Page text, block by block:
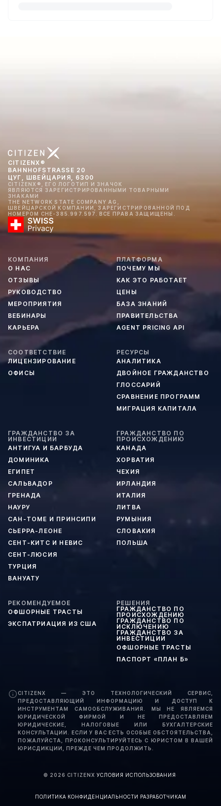
CITIZENX®
BAHNHOFSTRASSE 20
ЦУГ, ШВЕЙЦАРИЯ, 6300
CITIZENX®, ЕГО ЛОГОТИП И ЗНАЧОК
ЯВЛЯЮТСЯ ЗАРЕГИСТРИРОВАННЫМИ ТОВАРНЫМИ
ЗНАКАМИ
THE NETWORK STATE COMPANY AG,
ШВЕЙЦАРСКОЙ КОМПАНИИ, ЗАРЕГИСТРИРОВАННОЙ ПОД
НОМЕРОМ CHE-385.997.597. ВСЕ ПРАВА ЗАЩИЩЕНЫ.
КОМПАНИЯ
О НАС
ОТЗЫВЫ
РУКОВОДСТВО
МЕРОПРИЯТИЯ
ВЕБИНАРЫ
КАРЬЕРА
ПЛАТФОРМА
ПОЧЕМУ МЫ
КАК ЭТО РАБОТАЕТ
ЦЕНЫ
БАЗА ЗНАНИЙ
ПРАВИТЕЛЬСТВА
AGENT PRICING API
СООТВЕТСТВИЕ
ЛИЦЕНЗИРОВАНИЕ
ОФИСЫ
РЕСУРСЫ
АНАЛИТИКА
ДВОЙНОЕ ГРАЖДАНСТВО
ГЛОССАРИЙ
СРАВНЕНИЕ ПРОГРАММ
МИГРАЦИЯ КАПИТАЛА
ГРАЖДАНСТВО ЗА
ИНВЕСТИЦИИ
АНТИГУА И БАРБУДА
ДОМИНИКА
ЕГИПЕТ
САЛЬВАДОР
ГРЕНАДА
НАУРУ
САН-ТОМЕ И ПРИНСИПИ
СЬЕРРА-ЛЕОНЕ
СЕНТ-КИТС И НЕВИС
СЕНТ-ЛЮСИЯ
ТУРЦИЯ
ВАНУАТУ
ГРАЖДАНСТВО ПО
ПРОИСХОЖДЕНИЮ
КАНАДА
ХОРВАТИЯ
ЧЕХИЯ
ИРЛАНДИЯ
ИТАЛИЯ
ЛИТВА
РУМЫНИЯ
СЛОВАКИЯ
ПОЛЬША
РЕКОМЕНДУЕМОЕ
ОФШОРНЫЕ ТРАСТЫ
ЭКСПАТРИАЦИЯ ИЗ США
РЕШЕНИЯ
ГРАЖДАНСТВО ПО
ПРОИСХОЖДЕНИЮ
ГРАЖДАНСТВО ПО
ИСКЛЮЧЕНИЮ
ГРАЖДАНСТВО ЗА
ИНВЕСТИЦИИ
ОФШОРНЫЕ ТРАСТЫ
ПАСПОРТ «ПЛАН Б»
CITIZENX — ЭТО ТЕХНОЛОГИЧЕСКИЙ СЕРВИС,
ПРЕДОСТАВЛЯЮЩИЙ ИНФОРМАЦИЮ И ДОСТУП К
ИНСТРУМЕНТАМ САМООБСЛУЖИВАНИЯ. МЫ НЕ ЯВЛЯЕМСЯ
ЮРИДИЧЕСКОЙ ФИРМОЙ И НЕ ПРЕДОСТАВЛЯЕМ
ЮРИДИЧЕСКИЕ, НАЛОГОВЫЕ ИЛИ БУХГАЛТЕРСКИЕ
КОНСУЛЬТАЦИИ. ЕСЛИ У ВАС ЕСТЬ ОСОБЫЕ ОБСТОЯТЕЛЬСТВА,
ПОЖАЛУЙСТА, ПРОКОНСУЛЬТИРУЙТЕСЬ С ЮРИСТОМ В ВАШЕЙ
ЮРИСДИКЦИИ, ПРЕЖДЕ ЧЕМ ПРОДОЛЖИТЬ.
© 2026 CITIZENX ·УСЛОВИЯ ИСПОЛЬЗОВАНИЯ ·
ПОЛИТИКА КОНФИДЕНЦИАЛЬНОСТИ ·РАЗРАБОТЧИКАМ